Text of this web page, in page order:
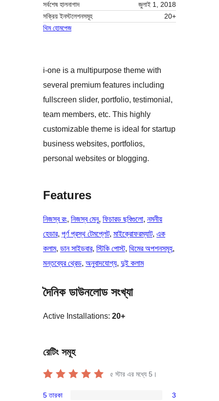
সর্বশেষ হালনাগাদ
জুলাই 1, 2018
সক্রিয় ইনস্টলেশনসমূহ
20+
থিম হোমপেজ
i-one is a multipurpose theme with
several premium features including
fullscreen slider, portfolio, testimonial,
team members, etc. This highly
customizable theme is ideal for startup
business websites, portfolios,
personal websites or blogging.
Features
নিজস্ব রং, নিজস্ব মেনু, ফিচারড ছবিগুলো, নমনীয়
হেডার, পূর্ণ প্রস্থ টেমপ্লেট, মাইক্রোফরম্যাট, এক
কলাম, ডান সাইডবার, স্টিকি পোস্ট, থিমের অপশনসমূহ
মন্তব্যের থ্রেড, অনুবাদযোগ্য, দুই কলাম
দৈনিক ডাউনলোড সংখ্যা
Active Installations: 20+
রেটিং সমূহ
৫ স্টার এর মধ্যে 5 ।
5 তারকা 3